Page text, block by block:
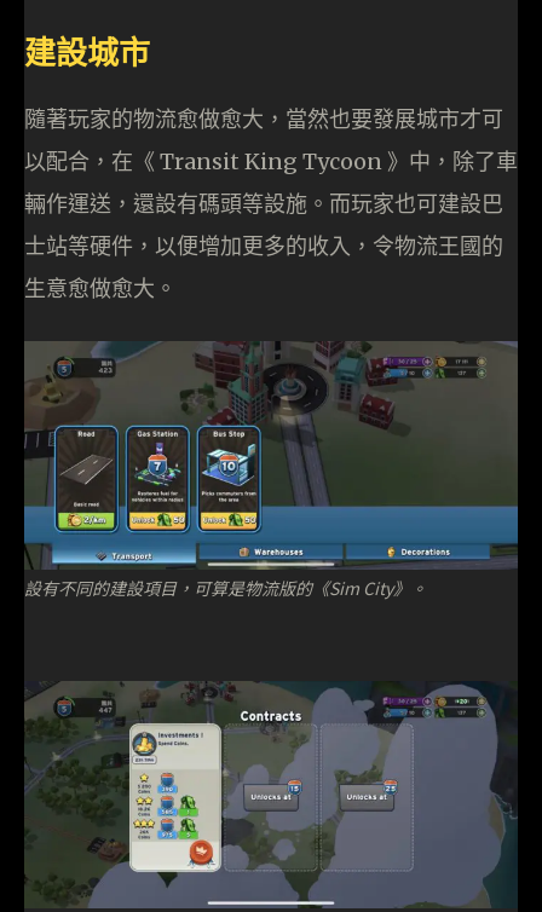
建設城市
隨著玩家的物流愈做愈大，當然也要發展城市才可
以配合，在《 Transit King Tycoon 》中，除了車
輛作運送，還設有碼頭等設施。而玩家也可建設巴
士站等硬件，以便增加更多的收入，令物流王國的
生意愈做愈大。
設有不同的建設項目，可算是物流版的《Sim City》。